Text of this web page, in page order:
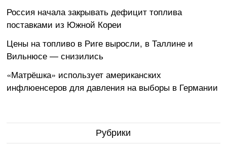
Россия начала закрывать дефицит топлива
поставками из Южной Кореи
Цены на топливо в Риге выросли, в Таллине и
Вильнюсе — снизились
«Матрёшка» использует американских
инфлюенсеров для давления на выборы в Германии
Рубрики